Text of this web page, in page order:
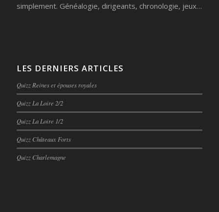
simplement. Généalogie, dirigeants, chronologie, jeux…
LES DERNIERS ARTICLES
Quizz Reines et épouses royales
Quizz La Loire 2/2
Quizz La Loire 1/2
Quizz Châteaux Forts
Quizz Charlemagne